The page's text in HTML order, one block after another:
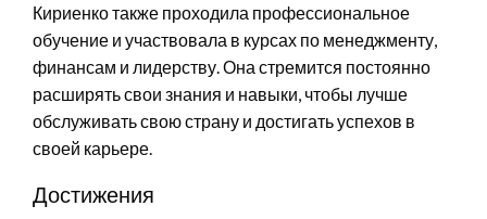
Кириенко также проходила профессиональное
обучение и участвовала в курсах по менеджменту,
финансам и лидерству. Она стремится постоянно
расширять свои знания и навыки, чтобы лучше
обслуживать свою страну и достигать успехов в
своей карьере.
Достижения